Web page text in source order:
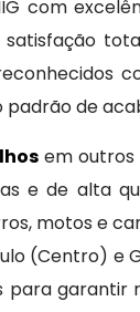
com
padrão de
em
e de alta
motos e
(Centro)